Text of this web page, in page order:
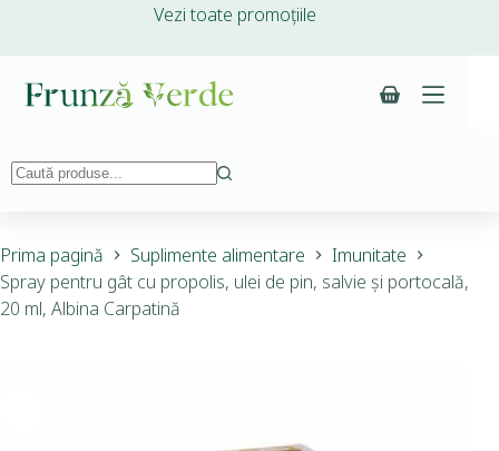
Vezi toate promoțiile
Prima pagină Suplimente alimentare
Imunitate
Spray pentru gât cu propolis, ulei de pin, salvie și portocală,
20 ml, Albina Carpatină